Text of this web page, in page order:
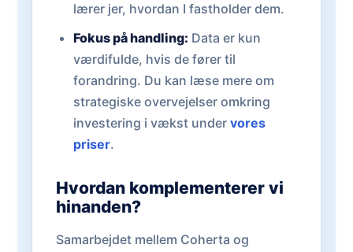
lærer jer, hvordan I fastholder dem.
Fokus på handling: Data er kun
værdifulde, hvis de fører til
forandring. Du kan læse mere om
strategiske overvejelser omkring
investering i vækst under vores
priser.
Hvordan komplementerer vi
hinanden?
Samarbejdet mellem Coherta og